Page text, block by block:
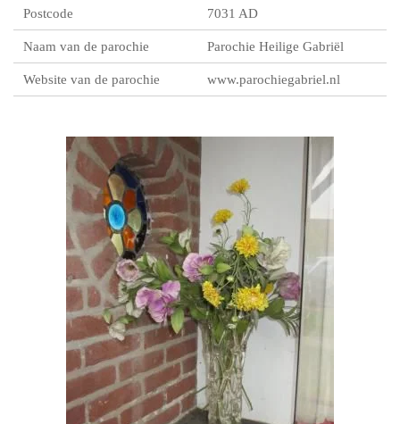
Postcode 7031 AD
Naam van de parochie Parochie Heilige Gabriël
Website van de parochie www.parochiegabriel.nl